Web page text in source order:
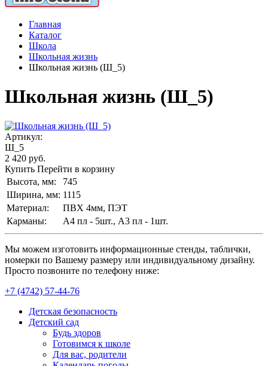
Главная
Каталог
Школа
Школьная жизнь
Школьная жизнь (Ш_5)
Школьная жизнь (Ш_5)
Артикул:
Ш_5
2 420 руб.
Купить Перейти в корзину
Высота, мм:
745
Ширина, мм: 1115
Материал:
ПВХ 4мм, ПЭТ
Карманы:
А4 пл - 5шт., А3 пл - 1шт.
Мы можем изготовить информационные стенды, таблички,
номерки по Вашему размеру или индивидуальному дизайну.
Просто позвоните по телефону ниже:
+7 (4742) 57-44-76
Детская безопасность
Детский сад
Будь здоров
Готовимся к школе
Для вас, родители